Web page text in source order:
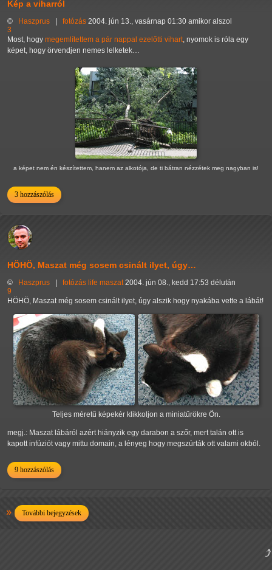
Kép a viharról
© Haszprus fotózás 2004. jún 13., vasárnap 01:30 amikor alszol
3
Most, hogy megemlítettem a pár nappal ezelőtti vihart, nyomok is róla egy
képet, hogy örvendjen nemes lelketek…
a képet nem én készítettem, hanem az alkotója, de ti bátran nézzétek meg nagyban is!
3 hozzászólás
HÖHÖ, Maszat még sosem csinált ilyet, úgy…
© Haszprus fotózás life maszat 2004. jún 08., kedd 17:53 délután
9
HÖHÖ, Maszat még sosem csinált ilyet, úgy alszik hogy nyakába vette a lábát!
Teljes méretű képekér klikkoljon a miniatűrökre Ön.
megj.: Maszat lábáról azért hiányzik egy darabon a szőr, mert talán ott is
kapott infúziót vagy mittu domain, a lényeg hogy megszúrták ott valami okból.
9 hozzászólás
További bejegyzések